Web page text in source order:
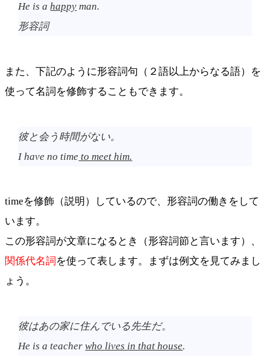
He is ahappy man.
形容詞
また、下記のように形容詞句（２語以上からなる語）を
使って名詞を修飾することもできます。
彼と会う時間がない。
I have no time to meet him.
timeを修飾（説明）しているので、形容詞の働きをして
います。
この形容詞が文章になるとき（形容詞節と言います）、
関係代名詞 を使って表します。まずは例文を見てみまし
ょう。
彼はあの家に住んでいる先生だ。
He is a teacherwho lives in that house.